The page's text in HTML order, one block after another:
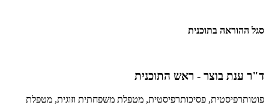
סגל ההוראה בתוכנית
ד"ר ענת בוצר - ראש התוכנית
פוטותרפיסטית, פסיכותרפיסטית, מטפלת משפחתית וזוגית, מטפלת